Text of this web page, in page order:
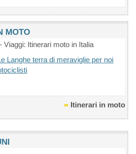
MOTO
Viaggi: Itinerari moto in Italia
Langhe terra di meraviglie per noi
Itinerari in moto